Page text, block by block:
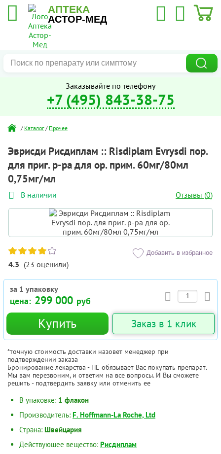
АПТЕКА
АСТОР-МЕД
Заказывайте по телефону
+7 (495) 843-38-75
/ Каталог / Прочее
Эврисди Рисдиплам :: Risdiplam Evrysdi пор.
для приг. р-ра для ор. прим. 60мг/80мл
0,75мг/мл
В наличии Отзывы (0)
4.3 (23 оценили)
Добавить в избранное
за 1 упаковку
цена: 299 000 руб
Купить Заказ в 1 клик
*точную стоимость доставки назовет менеджер при
подтверждении заказа
Бронирование лекарства - НЕ обязывает Вас покупать препарат.
Мы вам перезвоним, и ответим на все вопросы. И Вы сможете
решить - подтвердить заявку или отменить ее
В упаковке: 1 флакон
Производитель: F. Hoffmann-La Roche, Ltd
Страна: Швейцария
Действующее вещество: Рисдиплам